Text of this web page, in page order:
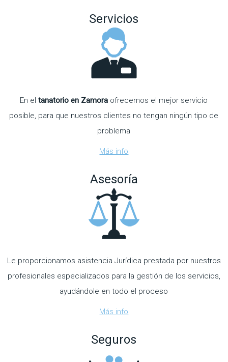
Servicios
En eltanatorio en Zamora ofrecemos el mejor servicio
posible, para que nuestros clientes no tengan ningún tipo de
problema
Más info
Asesoría
Le proporcionamos asistencia Jurídica prestada por nuestros
profesionales especializados para la gestión de los servicios,
ayudándole en todo el proceso
Más info
Seguros